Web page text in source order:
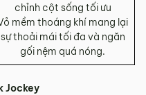
chỉnh cột sống tối ưu
mềm thoáng khí mang lại
sự thoải mái tối đa và ngăn
gối nệm quá nóng.
Jockey